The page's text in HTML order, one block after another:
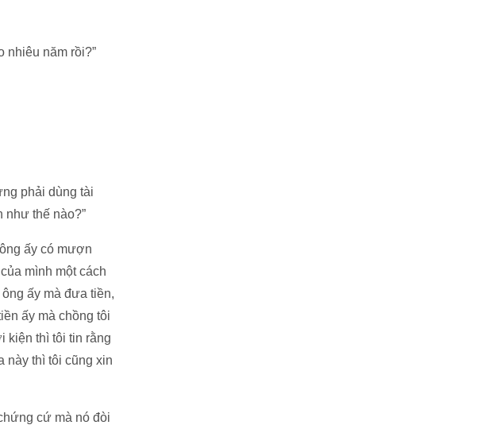
năm rồi?”
phải dùng tài
như thế nào?”
ấy có mượn
mình một cách
ấy mà đưa tiền,
ấy mà chồng tôi
kiện thì tôi tin rằng
này thì tôi cũng xin
cứ mà nó đòi